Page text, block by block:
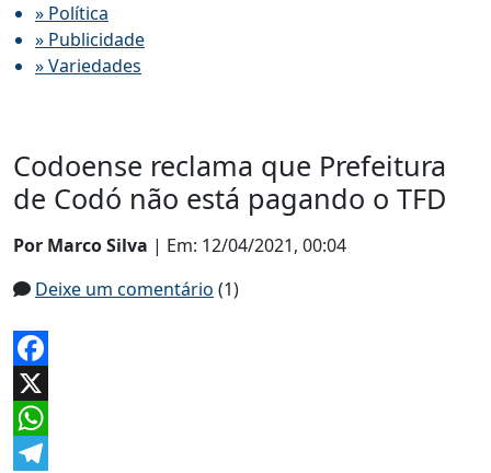
» Política
» Publicidade
» Variedades
Codoense reclama que Prefeitura
de Codó não está pagando o TFD
Por Marco Silva | Em: 12/04/2021, 00:04
Deixe um comentário (1)
Facebook
X
WhatsApp